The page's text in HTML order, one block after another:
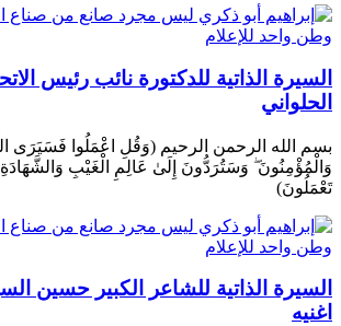
السيرة الذاتية للدكتورة نائب رئيس
الحلواني
بسم الله الرحمن الرحيم (وَقُلِ اعْمَلُوا فَسَيَرَى
وَالْمُؤْمِنُونَ ۖ وَسَتُرَدُّونَ إِلَىٰ عَالِمِ الْغَيْبِ وَالشَّهَادَةِ
تَعْمَلُونَ)
السيرة الذاتية للشاعر الكبير حسين
اغنيه